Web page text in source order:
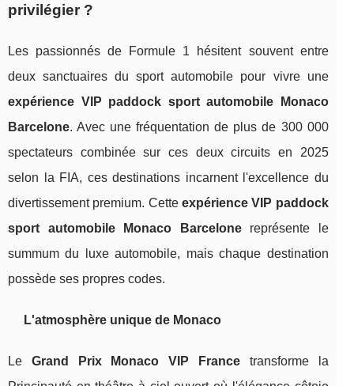
privilégier ?
Les passionnés de Formule 1 hésitent souvent entre
deux sanctuaires du sport automobile pour vivre une
expérience VIP paddock sport automobile Monaco
Barcelone. Avec une fréquentation de plus de 300 000
spectateurs combinée sur ces deux circuits en 2025
selon la FIA, ces destinations incarnent l'excellence du
divertissement premium. Cette expérience VIP paddock
sport automobile Monaco Barcelonereprésente le
summum du luxe automobile, mais chaque destination
possède ses propres codes.
L'atmosphère unique de Monaco
Le Grand Prix Monaco VIP France transforme la